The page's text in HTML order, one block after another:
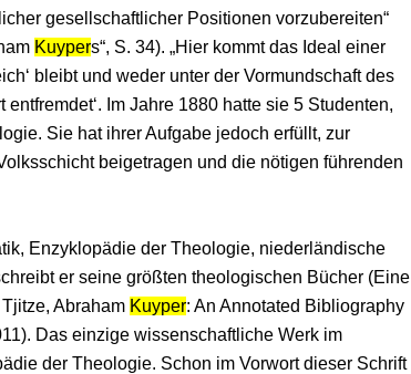
gesellschaftlicher Positionen vorzubereiten“
Kuypers“, S. 34). „Hier kommt das Ideal einer
bleibt und weder unter der Vormundschaft des
Im Jahre 1880 hatte sie 5 Studenten,
Sie hat ihrer Aufgabe jedoch erfüllt, zur
beigetragen und die nötigen führenden
Enzyklopädie der Theologie, niederländische
er seine größten theologischen Bücher (Eine
Abraham Kuyper: An Annotated Bibliography
Das einzige wissenschaftliche Werk im
der Theologie. Schon im Vorwort dieser Schrift